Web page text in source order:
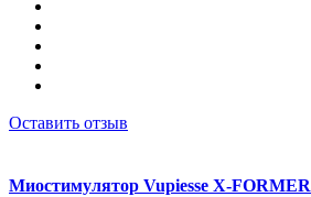
Оставить отзыв
Миостимулятор Vupiesse X-FORMER